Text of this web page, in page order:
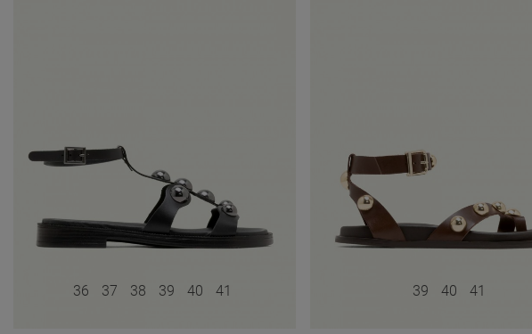
36 37 38 39 40 41 39 40 41